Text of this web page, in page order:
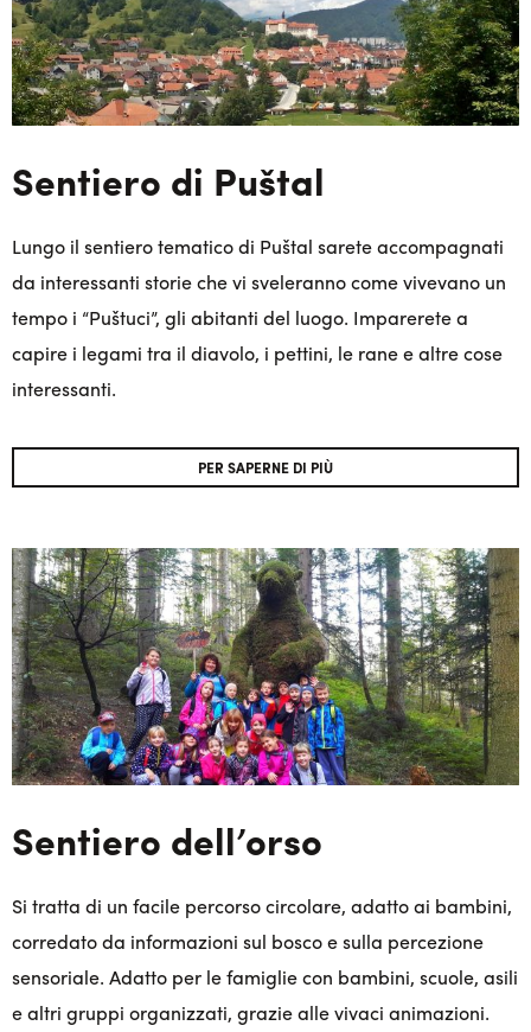
Sentiero di Puštal
Lungo il sentiero tematico di Puštal sarete accompagnati
da interessanti storie che vi sveleranno come vivevano un
tempo i “Puštuci”, gli abitanti del luogo. Imparerete a
capire i legami tra il diavolo, i pettini, le rane e altre cose
interessanti.
PER SAPERNE DI PIÙ
Sentiero dell’orso
Si tratta di un facile percorso circolare, adatto ai bambini,
corredato da informazioni sul bosco e sulla percezione
sensoriale. Adatto per le famiglie con bambini, scuole, asili
e altri gruppi organizzati, grazie alle vivaci animazioni.